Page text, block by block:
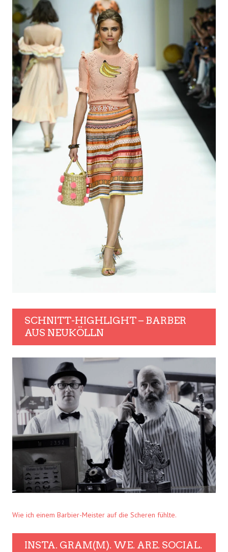
SCHNITT-HIGHLIGHT – BARBER
AUS NEUKÖLLN
Wie ich einem Barbier-Meister auf die Scheren fühlte.
INSTA. GRAM(M). WE. ARE. SOCIAL.